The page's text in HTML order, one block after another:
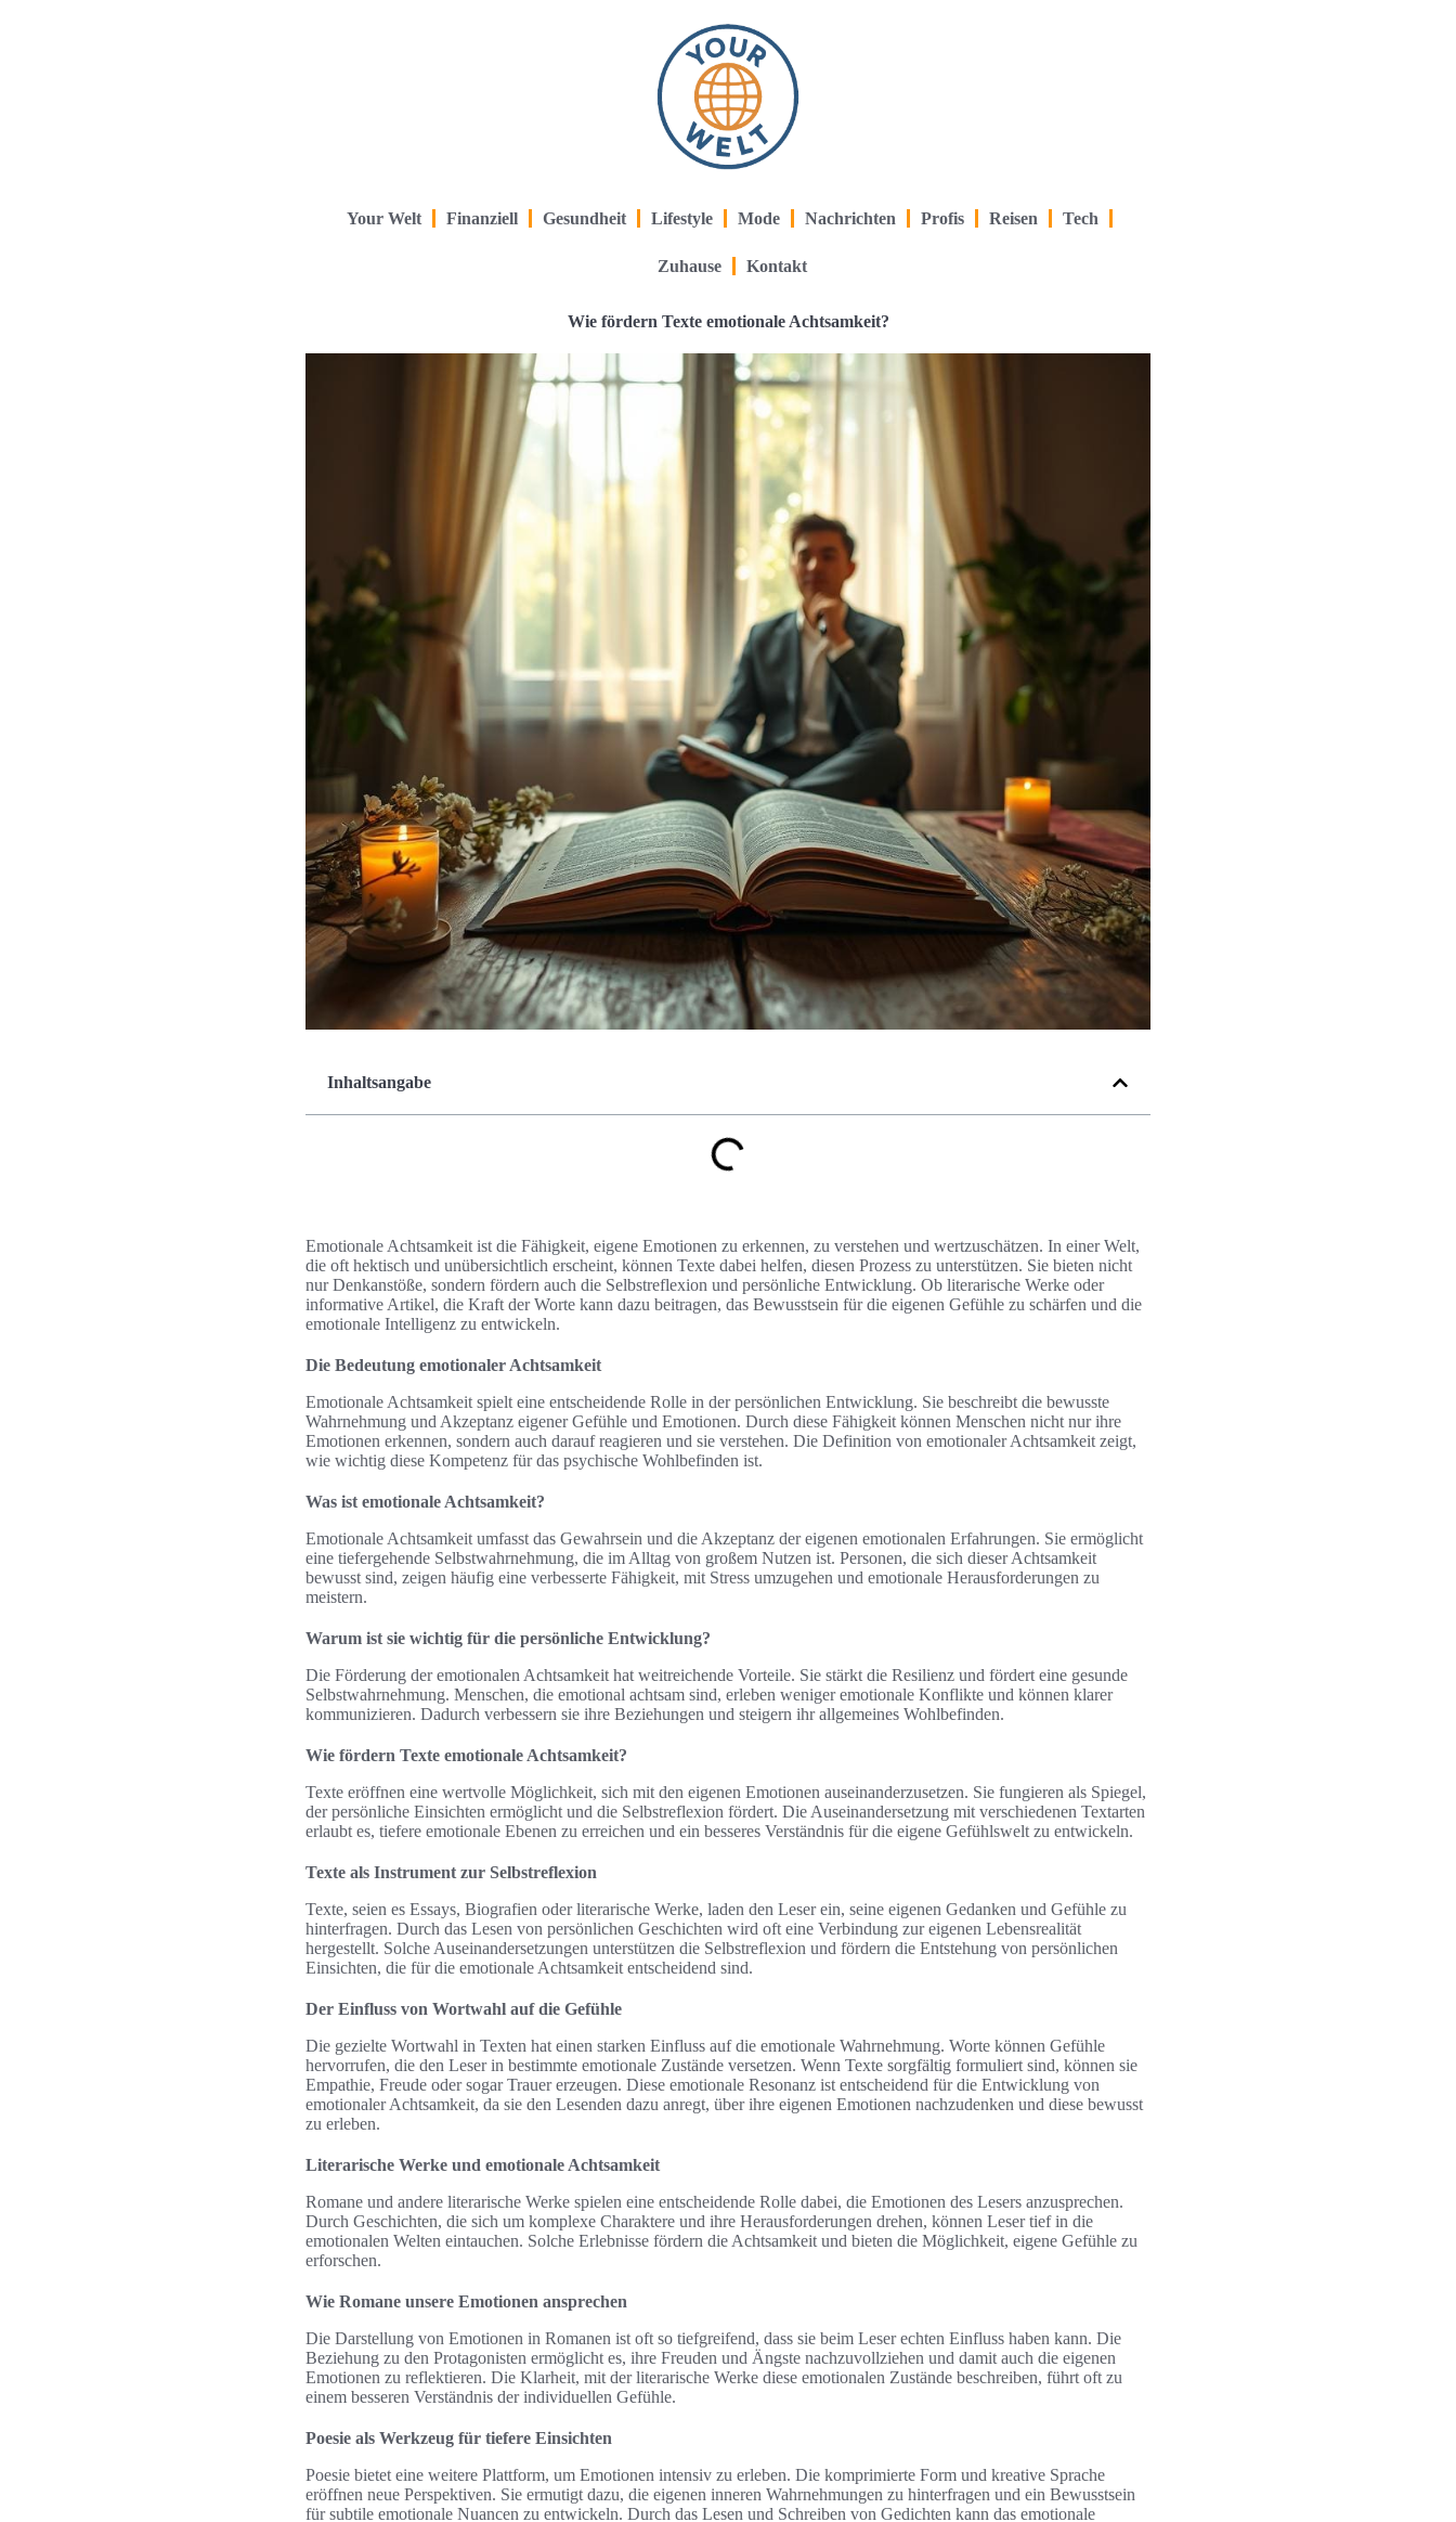
Your Welt Finanziell Gesundheit Lifestyle Mode Nachrichten Profis Reisen Tech
Zuhause Kontakt
Wie fördern Texte emotionale Achtsamkeit?
Inhaltsangabe
Emotionale Achtsamkeit ist die Fähigkeit, eigene Emotionen zu erkennen, zu verstehen und wertzuschätzen. In einer Welt,
die oft hektisch und unübersichtlich erscheint, können Texte dabei helfen, diesen Prozess zu unterstützen. Sie bieten nicht
nur Denkanstöße, sondern fördern auch die Selbstreflexion und persönliche Entwicklung. Ob literarische Werke oder
informative Artikel, die Kraft der Worte kann dazu beitragen, das Bewusstsein für die eigenen Gefühle zu schärfen und die
emotionale Intelligenz zu entwickeln.
Die Bedeutung emotionaler Achtsamkeit
Emotionale Achtsamkeit spielt eine entscheidende Rolle in der persönlichen Entwicklung. Sie beschreibt die bewusste
Wahrnehmung und Akzeptanz eigener Gefühle und Emotionen. Durch diese Fähigkeit können Menschen nicht nur ihre
Emotionen erkennen, sondern auch darauf reagieren und sie verstehen. Die Definition von emotionaler Achtsamkeit zeigt,
wie wichtig diese Kompetenz für das psychische Wohlbefinden ist.
Was ist emotionale Achtsamkeit?
Emotionale Achtsamkeit umfasst das Gewahrsein und die Akzeptanz der eigenen emotionalen Erfahrungen. Sie ermöglicht
eine tiefergehende Selbstwahrnehmung, die im Alltag von großem Nutzen ist. Personen, die sich dieser Achtsamkeit
bewusst sind, zeigen häufig eine verbesserte Fähigkeit, mit Stress umzugehen und emotionale Herausforderungen zu
meistern.
Warum ist sie wichtig für die persönliche Entwicklung?
Die Förderung der emotionalen Achtsamkeit hat weitreichende Vorteile. Sie stärkt die Resilienz und fördert eine gesunde
Selbstwahrnehmung. Menschen, die emotional achtsam sind, erleben weniger emotionale Konflikte und können klarer
kommunizieren. Dadurch verbessern sie ihre Beziehungen und steigern ihr allgemeines Wohlbefinden.
Wie fördern Texte emotionale Achtsamkeit?
Texte eröffnen eine wertvolle Möglichkeit, sich mit den eigenen Emotionen auseinanderzusetzen. Sie fungieren als Spiegel,
der persönliche Einsichten ermöglicht und die Selbstreflexion fördert. Die Auseinandersetzung mit verschiedenen Textarten
erlaubt es, tiefere emotionale Ebenen zu erreichen und ein besseres Verständnis für die eigene Gefühlswelt zu entwickeln.
Texte als Instrument zur Selbstreflexion
Texte, seien es Essays, Biografien oder literarische Werke, laden den Leser ein, seine eigenen Gedanken und Gefühle zu
hinterfragen. Durch das Lesen von persönlichen Geschichten wird oft eine Verbindung zur eigenen Lebensrealität
hergestellt. Solche Auseinandersetzungen unterstützen die Selbstreflexion und fördern die Entstehung von persönlichen
Einsichten, die für die emotionale Achtsamkeit entscheidend sind.
Der Einfluss von Wortwahl auf die Gefühle
Die gezielte Wortwahl in Texten hat einen starken Einfluss auf die emotionale Wahrnehmung. Worte können Gefühle
hervorrufen, die den Leser in bestimmte emotionale Zustände versetzen. Wenn Texte sorgfältig formuliert sind, können sie
Empathie, Freude oder sogar Trauer erzeugen. Diese emotionale Resonanz ist entscheidend für die Entwicklung von
emotionaler Achtsamkeit, da sie den Lesenden dazu anregt, über ihre eigenen Emotionen nachzudenken und diese bewusst
zu erleben.
Literarische Werke und emotionale Achtsamkeit
Romane und andere literarische Werke spielen eine entscheidende Rolle dabei, die Emotionen des Lesers anzusprechen.
Durch Geschichten, die sich um komplexe Charaktere und ihre Herausforderungen drehen, können Leser tief in die
emotionalen Welten eintauchen. Solche Erlebnisse fördern die Achtsamkeit und bieten die Möglichkeit, eigene Gefühle zu
erforschen.
Wie Romane unsere Emotionen ansprechen
Die Darstellung von Emotionen in Romanen ist oft so tiefgreifend, dass sie beim Leser echten Einfluss haben kann. Die
Beziehung zu den Protagonisten ermöglicht es, ihre Freuden und Ängste nachzuvollziehen und damit auch die eigenen
Emotionen zu reflektieren. Die Klarheit, mit der literarische Werke diese emotionalen Zustände beschreiben, führt oft zu
einem besseren Verständnis der individuellen Gefühle.
Poesie als Werkzeug für tiefere Einsichten
Poesie bietet eine weitere Plattform, um Emotionen intensiv zu erleben. Die komprimierte Form und kreative Sprache
eröffnen neue Perspektiven. Sie ermutigt dazu, die eigenen inneren Wahrnehmungen zu hinterfragen und ein Bewusstsein
für subtile emotionale Nuancen zu entwickeln. Durch das Lesen und Schreiben von Gedichten kann das emotionale